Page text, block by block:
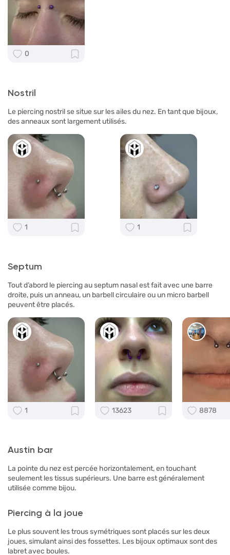
0
Nostril
Le piercing nostril se situe sur les ailes du nez. En tant que bijoux,
des anneaux sont largement utilisés.
1 1
Septum
Tout d’abord le piercing au septum nasal est fait avec une barre
droite, puis un anneau, un barbell circulaire ou un micro barbell
peuvent être placés.
1 13623 8878
Austin bar
La pointe du nez est percée horizontalement, en touchant
seulement les tissus supérieurs. Une barre est généralement
utilisée comme bijou.
Piercing à la joue
Le plus souvent les trous symétriques sont placés sur les deux
joues, simulant ainsi des fossettes. Les bijoux optimaux sont des
labret avec boules.